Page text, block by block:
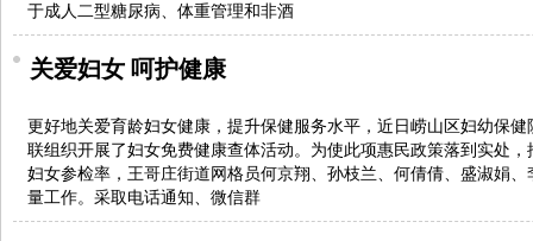
于成人二型糖尿病、体重管理和非酒
关爱妇女 呵护健康
更好地关爱育龄妇女健康，提升保健服务水平，近日崂山区妇幼保
联组织开展了妇女免费健康查体活动。为使此项惠民政策落到实处
妇女参检率，王哥庄街道网格员何京翔、孙枝兰、何倩倩、盛淑娟
量工作。采取电话通知、微信群